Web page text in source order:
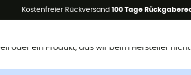
Kostenfreier Rückversand 100 Tage
oder ein Produkt, das wir beim Hersteller